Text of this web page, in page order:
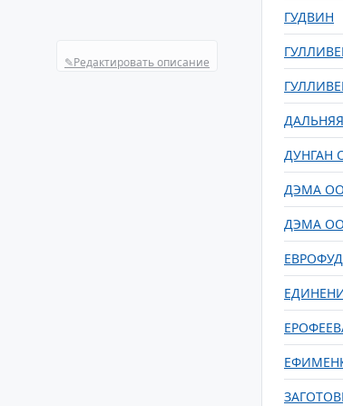
✎Редактировать описание
ГУДВИН
ДУНГАН
ДЭМА
ДЭМА